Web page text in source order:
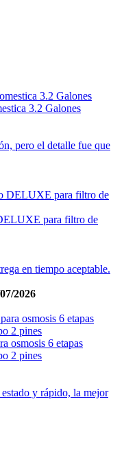
3.2 Galones
pero el detalle fue que
para filtro de
en tiempo aceptable.
2026
osmosis 6 etapas
2 pines
y rápido, la mejor